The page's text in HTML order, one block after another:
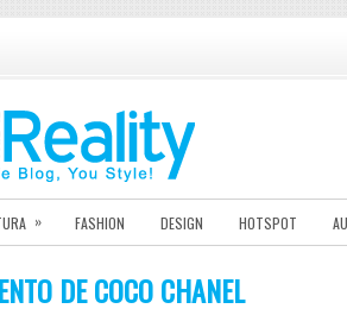
» FASHION DESIGN HOTSPOT
DE COCO CHANEL